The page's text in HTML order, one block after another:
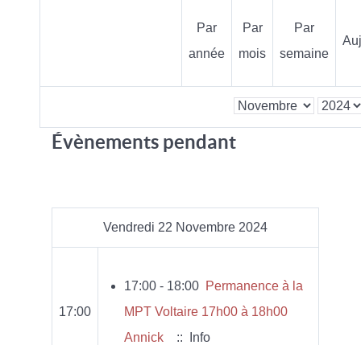
Par
année
Par
mois
Par
semaine
Évènements pendant
Vendredi 22 Novembre 2024
17:00
17:00 - 18:00 Permanence à la
MPT Voltaire 17h00 à 18h00
Annick
:: Info